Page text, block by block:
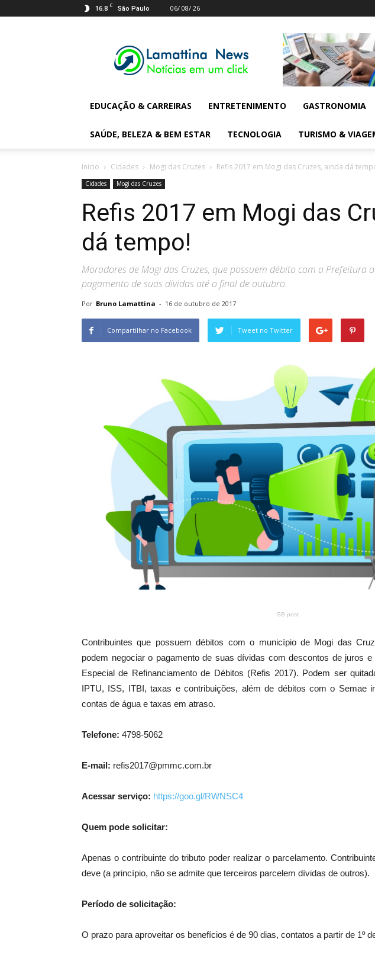
16.8 C São Paulo 06/ 08/ 26
Digital
News
EDUCAÇÃO & CARREIRAS ENTRETENIMENTO GASTRONOMIA
SAÚDE, BELEZA & BEM ESTAR TECNOLOGIA TURISMO &
Inicio Cidades Mogi das Cruzes Refis 2017 em Mogi das Cruzes, ainda dá
Cidades Mogi das Cruzes
Refis 2017 em Mogi das
dá tempo!
Moradores de Mogi das Cruzes, que possuem débito com a Prefeitura
pagamento de suas dívidas até o final de outubro.
Por Bruno Lamattina - 16 de outubro de 2017
Compartilhar no Facebook Tweet no Twitter
SB post
Contribuintes que possuem débitos com o município de Mogi das
podem negociar o pagamento de suas dívidas com descontos de juros
Especial de Refinanciamento de Débitos (Refis 2017). Podem ser
IPTU, ISS, ITBI, taxas e contribuições, além de débitos com o Semae
contas de água e taxas em atraso.
Telefone: 4798-5062
E-mail: refis2017@pmmc.com.br
Acessar serviço: https://goo.gl/RWNSC4
Quem pode solicitar:
Apenas o contribuinte do tributo poder realizar o parcelamento.
deve (a princípio, não se admite que terceiros parcelem dívidas de outros).
Período de solicitação:
O prazo para aproveitar os benefícios é de 90 dias, contatos a partir de 1º